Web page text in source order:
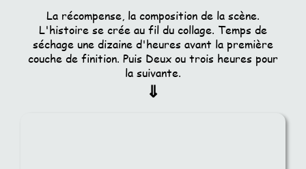
La récompense, la composition de la scène.
L'histoire se crée au fil du collage. Temps de
séchage une dizaine d'heures avant la première
couche de finition. Puis Deux ou trois heures pour
la suivante.
⇓